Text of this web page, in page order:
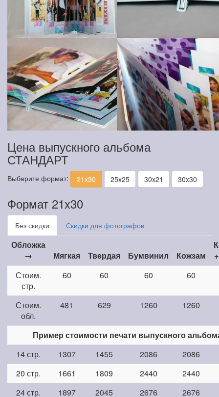
Цена выпускного альбома
СТАНДАРТ
Выберите формат: 21x30 25x25 30x21 30x30
Формат 21x30
Без скидки Скидки для фотографов
Обложка
→
Мягкая Твердая Бумвинил Кожзам
Стоим.
стр.
60 60 60 60
Стоим.
обл.
481 629 1260 1260
Пример стоимости печати выпускного
14 стр.
1307 1455 2086
2086
20 стр.
1661 1809 2440
2440
24 стр.
1897 2045 2676 2676